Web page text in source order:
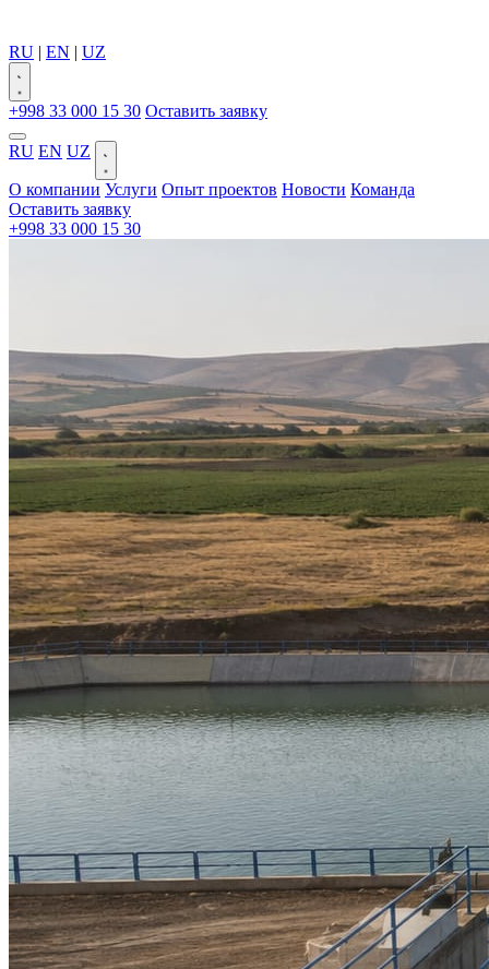
RU | EN | UZ
+998 33 000 15 30 Оставить заявку
RU EN UZ
О компании Услуги Опыт проектов Новости Команда
Оставить заявку
+998 33 000 15 30